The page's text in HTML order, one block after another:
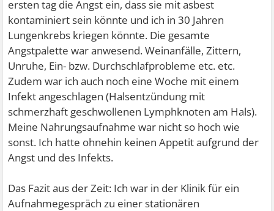
ersten tag die Angst ein, dass sie mit asbest
kontaminiert sein könnte und ich in 30 Jahren
Lungenkrebs kriegen könnte. Die gesamte
Angstpalette war anwesend. Weinanfälle, Zittern,
Unruhe, Ein- bzw. Durchschlafprobleme etc. etc.
Zudem war ich auch noch eine Woche mit einem
Infekt angeschlagen (Halsentzündung mit
schmerzhaft geschwollenen Lymphknoten am Hals).
Meine Nahrungsaufnahme war nicht so hoch wie
sonst. Ich hatte ohnehin keinen Appetit aufgrund der
Angst und des Infekts.
Das Fazit aus der Zeit: Ich war in der Klinik für ein
Aufnahmegespräch zu einer stationären